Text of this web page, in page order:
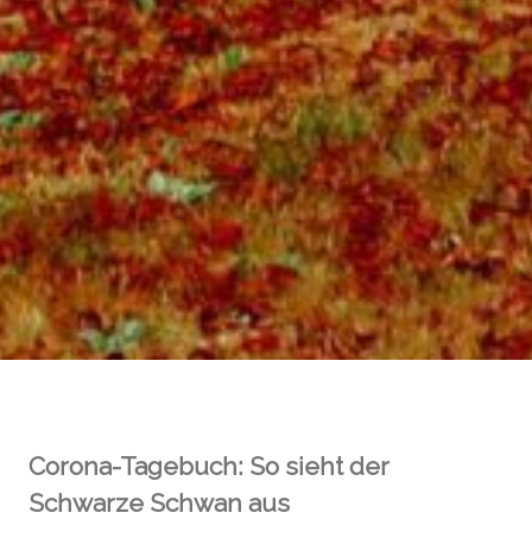
Corona-Tagebuch: So sieht der
Schwarze Schwan aus